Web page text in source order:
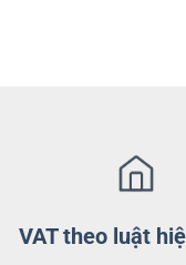
VAT theo luật